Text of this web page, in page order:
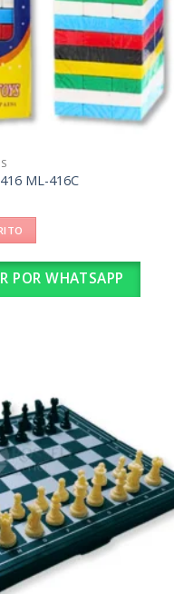
ML-416C
POR WHATSAPP